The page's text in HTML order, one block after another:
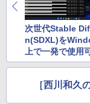
次世代Stable
n(SDXL)を
上で一発で使用
する「Fooocus
［西川和久